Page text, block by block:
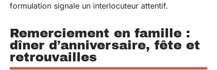
formulation signale un interlocuteur attentif.
Remerciement en famille :
dîner d’anniversaire, fête et
retrouvailles